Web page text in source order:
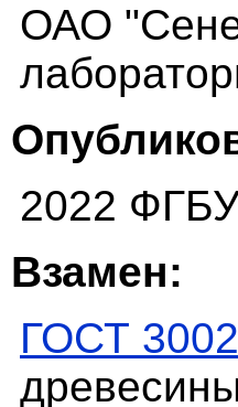
ОАО
2022
Взамен:
ГОСТ